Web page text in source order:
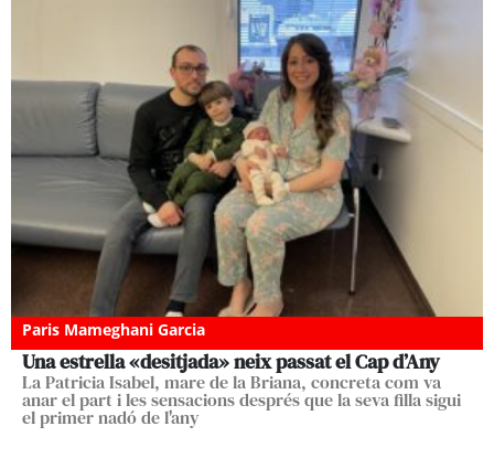
Paris Mameghani Garcia
Una estrella «desitjada» neix passat el Cap d’Any
La Patricia Isabel, mare de la Briana, concreta com va
anar el part i les sensacions després que la seva filla sigui
el primer nadó de l'any